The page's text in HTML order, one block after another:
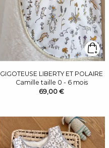
GIGOTEUSE LIBERTY ET POLAIRE
Camille taille 0 - 6 mois
69,00 €